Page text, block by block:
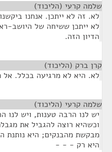
שלמה קרעי (הליכוד)
לא. זה לא ייתכן. אנחנו
לא ייתכן ששיחה של היושב-
הדיון הזה.
קרן ברק (הליכוד)
לא. היא לא מרגיעה בכלל. אל
שלמה קרעי (הליכוד)
יש לנו הרבה טענות, ויש לנו
וכשהיא רוצה להגביל את
מבקשת מהבנקים; היא נותנת
היא רק - - -